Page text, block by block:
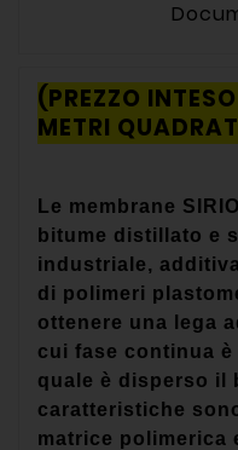
(PREZZO
METRI
Le membrane
bitume distillato e
industriale,
di polimeri
ottenere una lega
cui fase continua è
quale è disperso il
caratteristiche
matrice polimerica